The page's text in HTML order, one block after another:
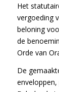
Het
vergoeding
beloning
de
Orde van
De